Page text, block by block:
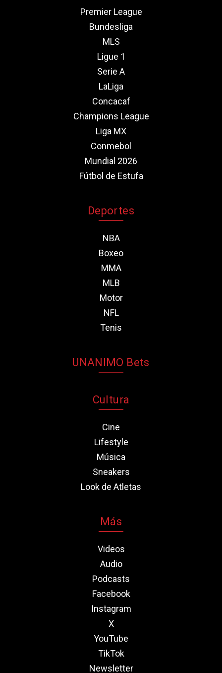
Premier League
Bundesliga
MLS
Ligue 1
Serie A
LaLiga
Concacaf
Champions League
Liga MX
Conmebol
Mundial 2026
Fútbol de Estufa
Deportes
NBA
Boxeo
MMA
MLB
Motor
NFL
Tenis
UNANIMO Bets
Cultura
Cine
Lifestyle
Música
Sneakers
Look de Atletas
Más
Videos
Audio
Podcasts
Facebook
Instagram
X
YouTube
TikTok
Newsletter